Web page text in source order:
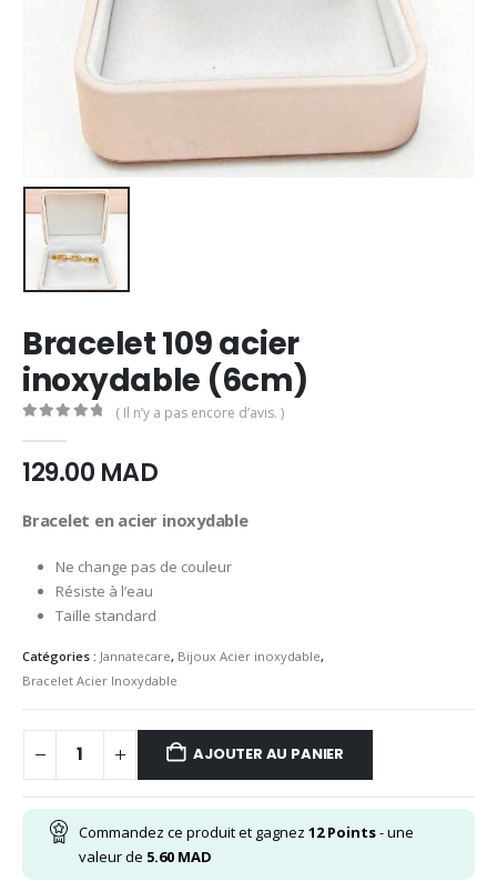
Bracelet 109 acier
inoxydable (6cm)
( Il n’y a pas encore d’avis. )
129.00 MAD
Bracelet en acier inoxydable
Ne change pas de couleur
Résiste à l’eau
Taille standard
Catégories : Jannatecare, Bijoux Acier inoxydable,
Bracelet Acier Inoxydable
AJOUTER AU PANIER
Commandez ce produit et gagnez 12Points- une
valeur de 5.60 MAD